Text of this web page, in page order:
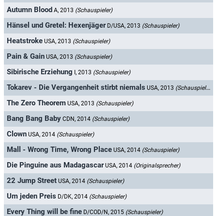
Autumn Blood A, 2013 (Schauspieler)
Hänsel und Gretel: Hexenjäger D/USA, 2013 (Schauspieler)
Heatstroke USA, 2013 (Schauspieler)
Pain & Gain USA, 2013 (Schauspieler)
Sibirische Erziehung I, 2013 (Schauspieler)
Tokarev - Die Vergangenheit stirbt niemals USA, 2013 (Schauspieler)
The Zero Theorem USA, 2013 (Schauspieler)
Bang Bang Baby CDN, 2014 (Schauspieler)
Clown USA, 2014 (Schauspieler)
Mall - Wrong Time, Wrong Place USA, 2014 (Schauspieler)
Die Pinguine aus Madagascar USA, 2014 (Originalsprecher)
22 Jump Street USA, 2014 (Schauspieler)
Um jeden Preis D/DK, 2014 (Schauspieler)
Every Thing will be fine D/COD/N, 2015 (Schauspieler)